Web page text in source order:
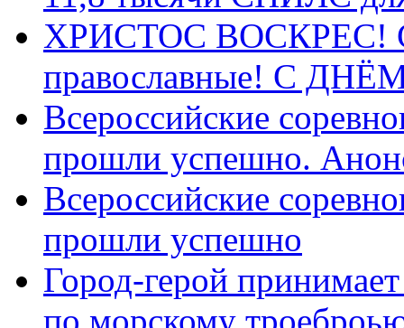
ХРИСТОС ВОСКРЕС! С
православные! C
Всероссийские
прошли успешно.
Всероссийские
прошли успешно
Город-герой